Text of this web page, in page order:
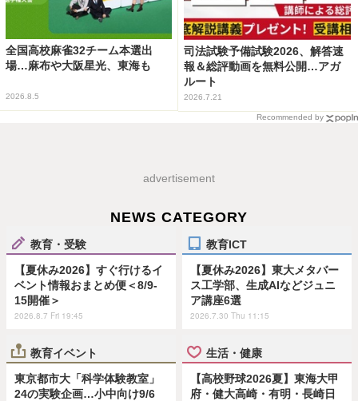
全国高校麻雀32チーム本選出
場…麻布や大阪星光、東海も
2026.8.5
司法試験予備試験2026、解答速
報＆総評動画を無料公開…アガ
ルート
2026.7.21
Recommended by
advertisement
NEWS CATEGORY
教育・受験
【夏休み2026】すぐ行けるイ
ベント情報おまとめ便＜8/9-
15開催＞
2026.8.7 Fri 19:45
教育ICT
【夏休み2026】東大メタバー
ス工学部、生成AIなどジュニ
ア講座6選
2026.7.30 Thu 11:15
教育イベント
東京都市大「科学体験教室」
24の実験企画…小中向け9/6
生活・健康
【高校野球2026夏】東海大甲
府・健大高崎・有明・長崎日